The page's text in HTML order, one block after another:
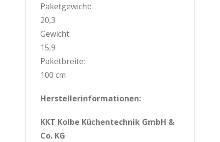
Paketgewicht:
20,3
Gewicht:
15,9
Paketbreite:
100 cm
Herstellerinformationen:
KKT Kolbe Küchentechnik GmbH &
Co. KG